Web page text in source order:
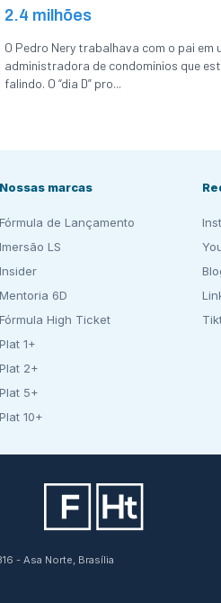
2.4 milhões
O Pedro Nery trabalhava com o pai em
administradora de condomínios que
falindo. O “dia D” pro...
Nossas marcas
Fórmula de Lançamento
Imersão LS
Insider
Mentoria 6D
Fórmula High Ticket
Plat 1+
Plat 2+
Plat 5+
Plat 10+
- Asa Norte, Brasília